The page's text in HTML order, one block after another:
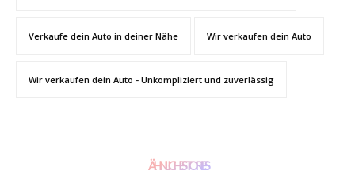
Verkaufe dein Auto in deiner Nähe Wir verkaufen dein Auto
Wir verkaufen dein Auto - Unkompliziert und zuverlässig
ÄHNLICHE STORIES